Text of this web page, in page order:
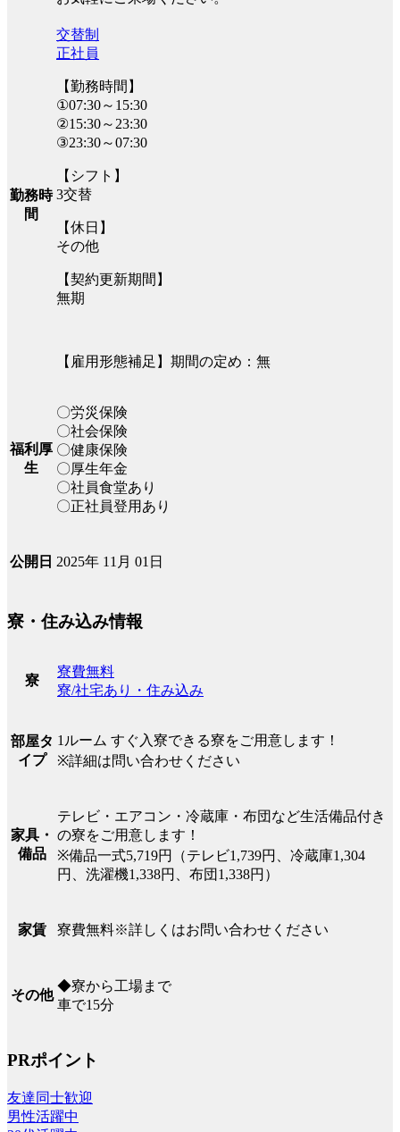
勤務時
間
交替制
正社員
【勤務時間】
①07:30～15:30
②15:30～23:30
③23:30～07:30
【シフト】
3交替
【休日】
その他
【契約更新期間】
無期
【雇用形態補足】期間の定め：無
福利厚
生
〇労災保険
〇社会保険
〇健康保険
〇厚生年金
〇社員食堂あり
〇正社員登用あり
公開日 2025年 11月 01日
寮・住み込み情報
寮
寮費無料
寮/社宅あり・住み込み
部屋タ
イプ
1ルーム すぐ入寮できる寮をご用意します！
※詳細は問い合わせください
家具・
備品
テレビ・エアコン・冷蔵庫・布団など生活備品付き
の寮をご用意します！
※備品一式5,719円（テレビ1,739円、冷蔵庫1,304
円、洗濯機1,338円、布団1,338円）
家賃 寮費無料※詳しくはお問い合わせください
その他
◆寮から工場まで
車で15分
PRポイント
友達同士歓迎
男性活躍中